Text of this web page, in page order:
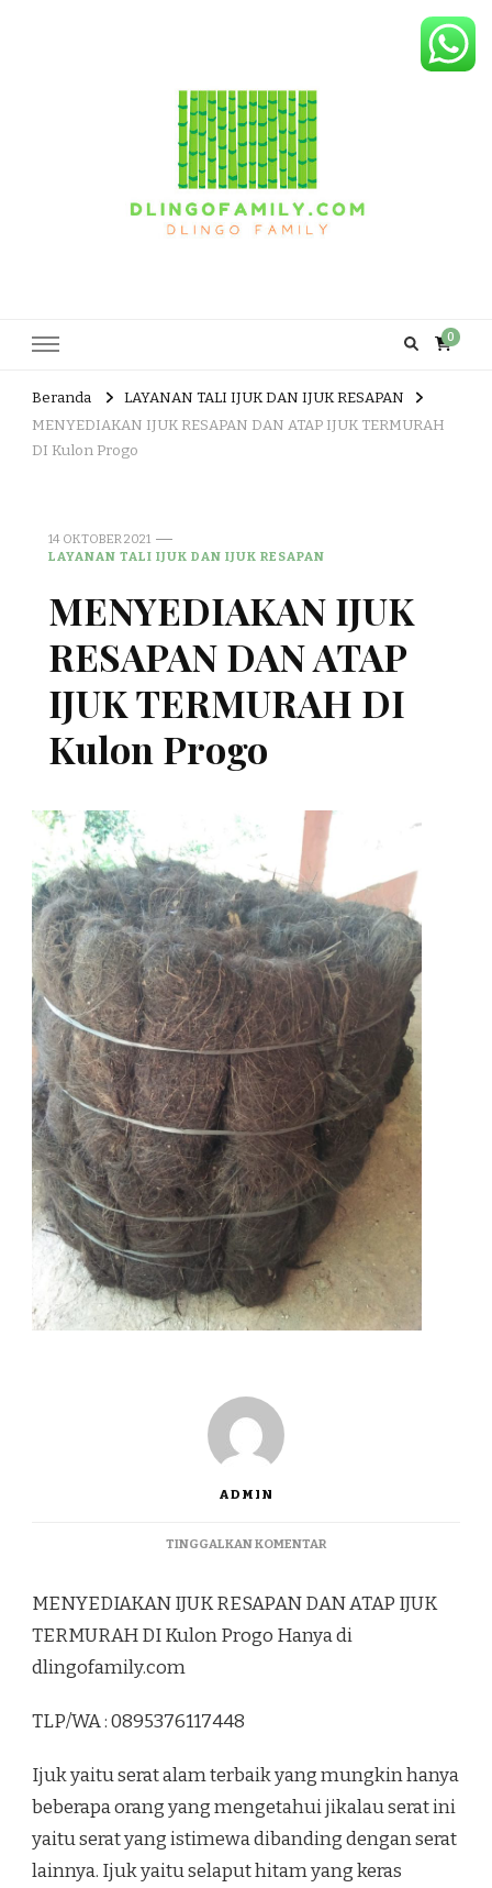
0
Beranda
LAYANAN TALI IJUK DAN IJUK RESAPAN
MENYEDIAKAN IJUK RESAPAN DAN ATAP IJUK TERMURAH
DI Kulon Progo
14 OKTOBER 2021
LAYANAN TALI IJUK DAN IJUK RESAPAN
MENYEDIAKAN IJUK
RESAPAN DAN ATAP
IJUK TERMURAH DI
Kulon Progo
ADMIN
TINGGALKAN KOMENTARPADA
RESAPAN
DAN
MENYEDIAKAN IJUK RESAPAN DAN ATAP IJUK
TERMURAH DI Kulon Progo Hanya di
dlingofamily.com
TLP/WA : 0895376117448
Ijuk yaitu serat alam terbaik yang mungkin hanya
beberapa orang yang mengetahui jikalau serat ini
yaitu serat yang istimewa dibanding dengan serat
lainnya. Ijuk yaitu selaput hitam yang keras